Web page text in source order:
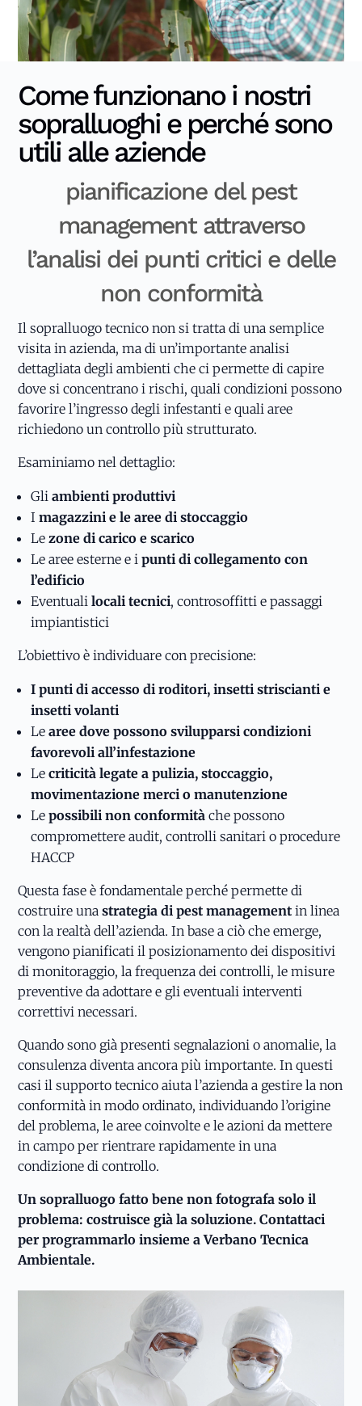
Come funzionano i nostri
sopralluoghi e perché sono
utili alle aziende
pianificazione del pest
management attraverso
l’analisi dei punti critici e delle
non conformità
Il sopralluogo tecnico non si tratta di una semplice
visita in azienda, ma di un’importante analisi
dettagliata degli ambienti che ci permette di capire
dove si concentrano i rischi, quali condizioni possono
favorire l’ingresso degli infestanti e quali aree
richiedono un controllo più strutturato.
Esaminiamo nel dettaglio:
Gliambienti produttivi
Imagazzini e le aree di stoccaggio
Lezone di carico e scarico
Le aree esterne e ipunti di collegamento con
l’edificio
Eventualilocali tecnici, controsoffitti e passaggi
impiantistici
L’obiettivo è individuare con precisione:
I punti di accesso di roditori, insetti striscianti e
insetti volanti
Learee dove possono svilupparsi condizioni
favorevoli all’infestazione
Lecriticità legate a pulizia, stoccaggio,
movimentazione merci o manutenzione
Lepossibili non conformità che possono
compromettere audit, controlli sanitari o procedure
HACCP
Questa fase è fondamentale perché permette di
costruire unastrategia di pest management in linea
con la realtà dell’azienda. In base a ciò che emerge,
vengono pianificati il posizionamento dei dispositivi
di monitoraggio, la frequenza dei controlli, le misure
preventive da adottare e gli eventuali interventi
correttivi necessari.
Quando sono già presenti segnalazioni o anomalie, la
consulenza diventa ancora più importante. In questi
casi il supporto tecnico aiuta l’azienda a gestire la non
conformità in modo ordinato, individuando l’origine
del problema, le aree coinvolte e le azioni da mettere
in campo per rientrare rapidamente in una
condizione di controllo.
Un sopralluogo fatto bene non fotografa solo il
problema: costruisce già la soluzione. Contattaci
per programmarlo insieme a Verbano Tecnica
Ambientale.